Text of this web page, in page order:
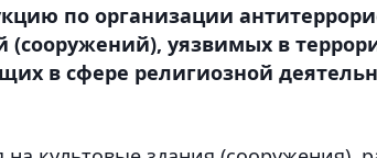
по организации
(сооружений), уязвимых в
в сфере религиозной